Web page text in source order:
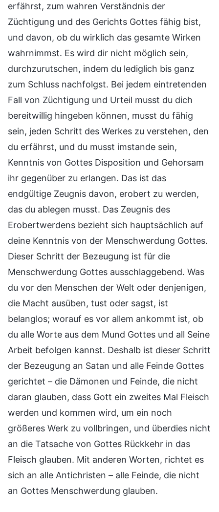
erfährst, zum wahren Verständnis der
Züchtigung und des Gerichts Gottes fähig bist,
und davon, ob du wirklich das gesamte Wirken
wahrnimmst. Es wird dir nicht möglich sein,
durchzurutschen, indem du lediglich bis ganz
zum Schluss nachfolgst. Bei jedem eintretenden
Fall von Züchtigung und Urteil musst du dich
bereitwillig hingeben können, musst du fähig
sein, jeden Schritt des Werkes zu verstehen, den
du erfährst, und du musst imstande sein,
Kenntnis von Gottes Disposition und Gehorsam
ihr gegenüber zu erlangen. Das ist das
endgültige Zeugnis davon, erobert zu werden,
das du ablegen musst. Das Zeugnis des
Erobertwerdens bezieht sich hauptsächlich auf
deine Kenntnis von der Menschwerdung Gottes.
Dieser Schritt der Bezeugung ist für die
Menschwerdung Gottes ausschlaggebend. Was
du vor den Menschen der Welt oder denjenigen,
die Macht ausüben, tust oder sagst, ist
belanglos; worauf es vor allem ankommt ist, ob
du alle Worte aus dem Mund Gottes und all Seine
Arbeit befolgen kannst. Deshalb ist dieser Schritt
der Bezeugung an Satan und alle Feinde Gottes
gerichtet – die Dämonen und Feinde, die nicht
daran glauben, dass Gott ein zweites Mal Fleisch
werden und kommen wird, um ein noch
größeres Werk zu vollbringen, und überdies nicht
an die Tatsache von Gottes Rückkehr in das
Fleisch glauben. Mit anderen Worten, richtet es
sich an alle Antichristen – alle Feinde, die nicht
an Gottes Menschwerdung glauben.